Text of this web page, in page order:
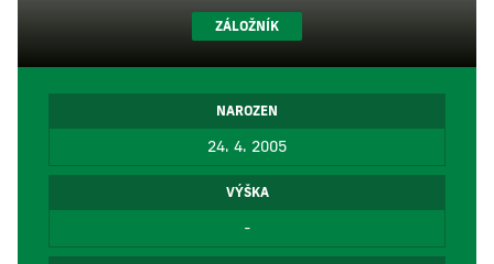
ZÁLOŽNÍK
NAROZEN
24. 4. 2005
VÝŠKA
-